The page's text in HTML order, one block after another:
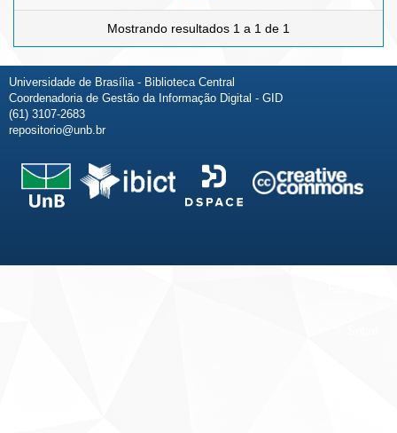
Mostrando resultados 1 a 1 de 1
Universidade de Brasília - Biblioteca Central
Coordenadoria de Gestão da Informação Digital - GID
(61) 3107-2683
repositorio@unb.br